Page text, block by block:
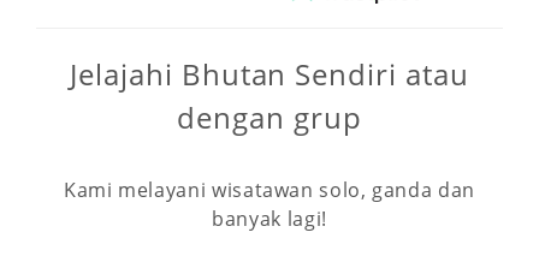
Jelajahi Bhutan Sendiri atau
dengan grup
Kami melayani wisatawan solo, ganda dan
banyak lagi!